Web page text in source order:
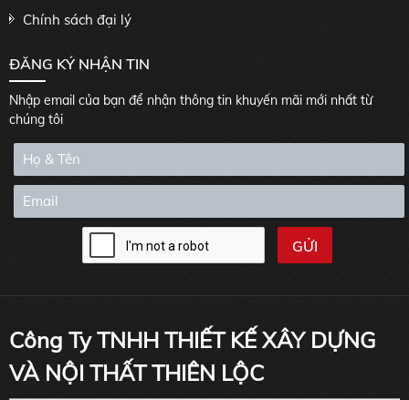
Chính sách đại lý
ĐĂNG KÝ NHẬN TIN
Nhập email của bạn để nhận thông tin khuyến mãi mới nhất từ
chúng tôi
Công Ty TNHH THIẾT KẾ XÂY DỰNG
VÀ NỘI THẤT THIÊN LỘC